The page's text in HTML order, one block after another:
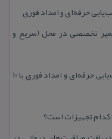
حرفه‌ای و امداد فوری
تخصصی در محل (سریع و
تعمیرگاه تخصصی كوییك در مشهد | عیب‌یابی حرفه‌ای و امداد فوری با ۱۰